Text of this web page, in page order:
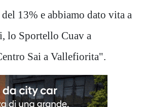
13% e abbiamo dato vita a
lo Sportello Cuav a
Sai a Vallefiorita".